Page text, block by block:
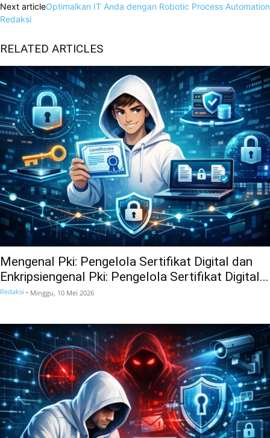
Next articleOptimalkan IT Anda dengan Robotic Process Automation
Redaksi
RELATED ARTICLES
Mengenal Pki: Pengelola Sertifikat Digital dan
Enkripsiengenal Pki: Pengelola Sertifikat Digital...
Redaksi - Minggu, 10 Mei 2026